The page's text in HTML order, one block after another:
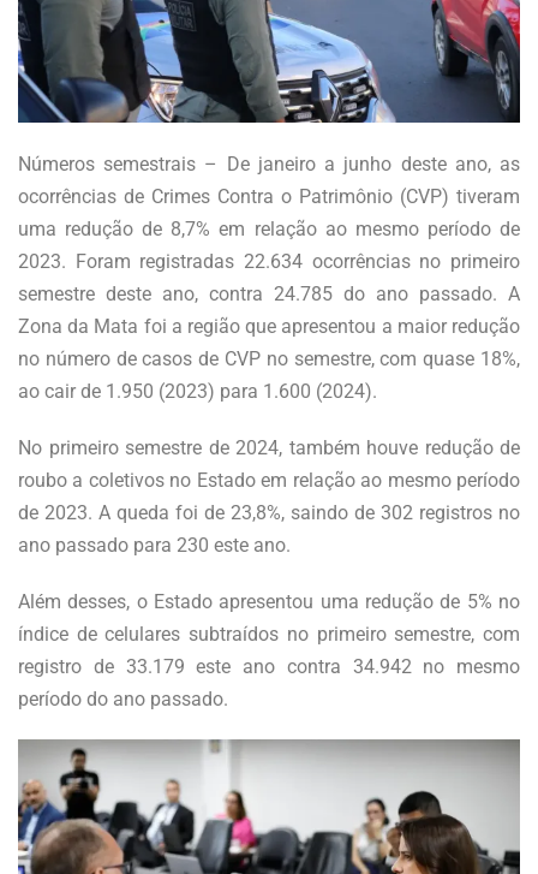
Números semestrais – De janeiro a junho deste ano, as
ocorrências de Crimes Contra o Patrimônio (CVP) tiveram
uma redução de 8,7% em relação ao mesmo período de
2023. Foram registradas 22.634 ocorrências no primeiro
semestre deste ano, contra 24.785 do ano passado. A
Zona da Mata foi a região que apresentou a maior redução
no número de casos de CVP no semestre, com quase 18%,
ao cair de 1.950 (2023) para 1.600 (2024).
No primeiro semestre de 2024, também houve redução de
roubo a coletivos no Estado em relação ao mesmo período
de 2023. A queda foi de 23,8%, saindo de 302 registros no
ano passado para 230 este ano.
Além desses, o Estado apresentou uma redução de 5% no
índice de celulares subtraídos no primeiro semestre, com
registro de 33.179 este ano contra 34.942 no mesmo
período do ano passado.